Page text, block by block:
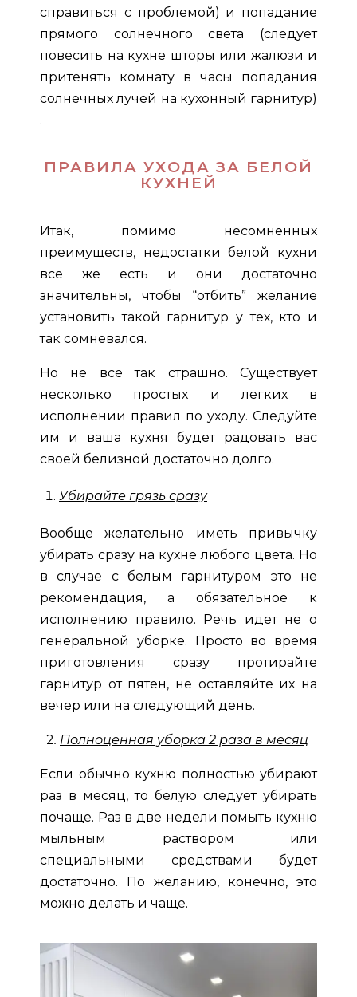
справиться с проблемой) и попадание
прямого солнечного света (следует
повесить на кухне шторы или жалюзи и
притенять комнату в часы попадания
солнечных лучей на кухонный гарнитур)
.
ПРАВИЛА УХОДА ЗА БЕЛОЙ
КУХНЕЙ
Итак, помимо несомненных
преимуществ, недостатки белой кухни
все же есть и они достаточно
значительны, чтобы “отбить” желание
установить такой гарнитур у тех, кто и
так сомневался.
Но не всё так страшно. Существует
несколько простых и легких в
исполнении правил по уходу. Следуйте
им и ваша кухня будет радовать вас
своей белизной достаточно долго.
Убирайте грязь сразу
Вообще желательно иметь привычку
убирать сразу на кухне любого цвета. Но
в случае с белым гарнитуром это не
рекомендация, а обязательное к
исполнению правило. Речь идет не о
генеральной уборке. Просто во время
приготовления сразу протирайте
гарнитур от пятен, не оставляйте их на
вечер или на следующий день.
2. Полноценная уборка 2 раза в месяц
Если обычно кухню полностью убирают
раз в месяц, то белую следует убирать
почаще. Раз в две недели помыть кухню
мыльным раствором или
специальными средствами будет
достаточно. По желанию, конечно, это
можно делать и чаще.